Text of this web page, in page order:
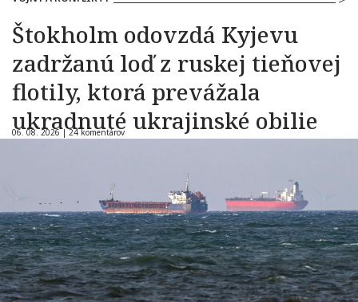
Štokholm odovzdá Kyjevu
zadržanú loď z ruskej tieňovej
flotily, ktorá prevážala
ukradnuté ukrajinské obilie
06. 08. 2026 |24 komentárov